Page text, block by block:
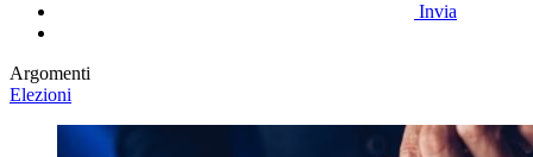
Invia
Argomenti
Elezioni